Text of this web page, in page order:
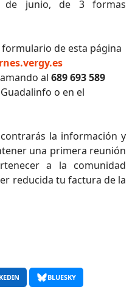
de junio, de 3 formas
de esta página
al 689 693 589
o en el
la información y
una primera reunión
a la comunidad
reducida tu factura de la
BLUESKY